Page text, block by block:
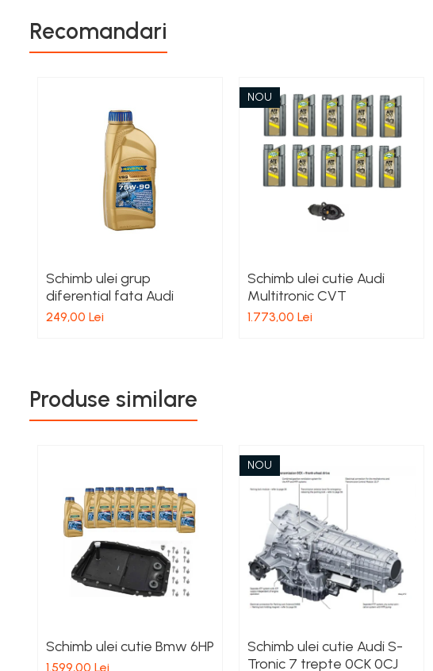
Recomandari
Schimb ulei grup
diferential fata Audi
249,00 Lei
NOU
Schimb ulei cutie Audi
Multitronic CVT
1.773,00 Lei
Produse similare
Schimb ulei cutie Bmw 6HP
1.599,00 Lei
NOU
Schimb ulei cutie Audi S-
Tronic 7 trepte 0CK 0CJ